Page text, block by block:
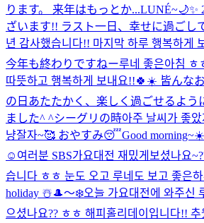
ります。 来年はもっとか...LUNÉ~🌙✨️
ざいます!! ラスト一日、幸せに過ごし
년 감사했습니다!! 마지막 하루 행복하게
今年も終わりですねー루네 좋은아침 ㅎ
따뜻하고 행복하게 보내요!!🍀☀️ 皆んな
の日あたたかく、楽しく過ごせるよう
ました^ ^シーグリの時아주 날씨가 좋았
냥잘자~🥰 おやすみ😴Good
☺️ 여러분 SBS가요대전 재밌게보셨나요
습니다 ㅎㅎ 눈도 오고 루네도 보고 좋은
holiday ☃️🎩〜❄️오늘 가요대전에 와주신
으셨나요?? ㅎㅎ 해피홀리데이입니다!! 추